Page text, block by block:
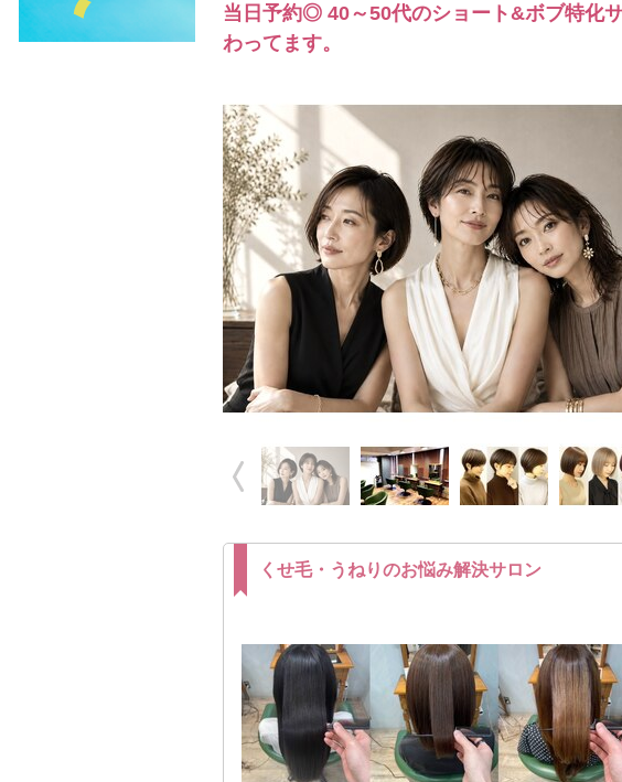
当日予約◎ 40～50代のショート&ボブ特化
わってます。
くせ毛・うねりのお悩み解決サロン